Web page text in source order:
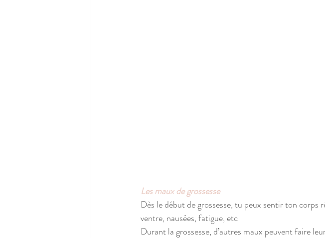
Les maux de grossesse
Dès le début de grossesse, tu peux sentir ton
ventre, nausées, fatigue, etc
Durant la grossesse, d’autres maux peuvent faire